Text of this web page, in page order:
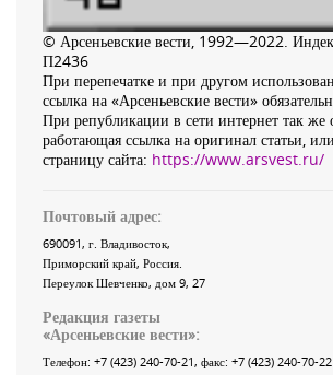
© Арсеньевские вести, 1992—2022.
П2436
При перепечатке и при другом
ссылка на «Арсеньевские вести»
При републикации в сети интернет так же
работающая ссылка на оригинал статьи,
страницу сайта: https://www.arsvest.ru/
Почтовый адрес:
690091, г. Владивосток,
Приморский край, Россия
Переулок Шевченко, дом 9, 27
Редакция газеты
«Арсеньевские вести»:
Телефон: +7 (423) 240-70-21, факс: +7 (423) 240-70-22